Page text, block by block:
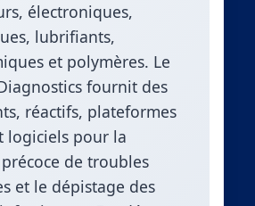
électroniques,
lubrifiants,
et polymères. Le
fournit des
réactifs, plateformes
logiciels pour la
de troubles
et le dépistage des